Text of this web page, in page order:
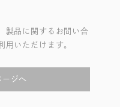
製品に関するお問い合
用いただけます。
ージへ